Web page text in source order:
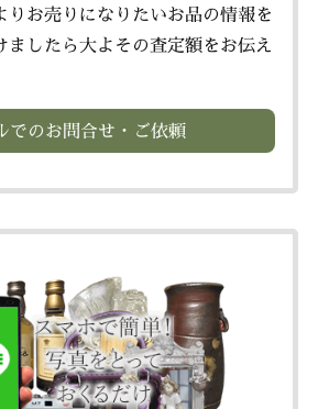
りお売りになりたいお品の情報を
ましたら大よその査定額をお伝え
でのお問合せ・ご依頼